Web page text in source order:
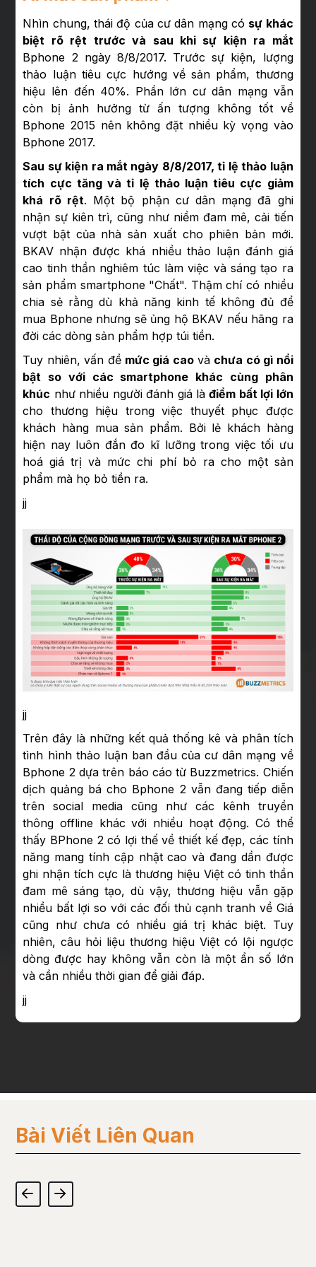
Nhìn chung, thái độ của cư dân mạng có sự khác
biệt rõ rệt trước và sau khi sự kiện ra mắt
Bphone 2 ngày 8/8/2017. Trước sự kiện, lượng
thảo luận tiêu cực hướng về sản phẩm, thương
hiệu lên đến 40%. Phần lớn cư dân mạng vẫn
còn bị ảnh hưởng từ ấn tượng không tốt về
Bphone 2015 nên không đặt nhiều kỳ vọng vào
Bphone 2017.
Sau sự kiện ra mắt ngày 8/8/2017, tỉ lệ thảo luận
tích cực tăng và tỉ lệ thảo luận tiêu cực giảm
khá rõ rệt. Một bộ phận cư dân mạng đã ghi
nhận sự kiên trì, cũng như niềm đam mê, cải tiến
vượt bật của nhà sản xuất cho phiên bản mới.
BKAV nhận được khá nhiều thảo luận đánh giá
cao tinh thần nghiêm túc làm việc và sáng tạo ra
sản phẩm smartphone "Chất". Thậm chí có nhiều
chia sẻ rằng dù khả năng kinh tế không đủ để
mua Bphone nhưng sẽ ủng hộ BKAV nếu hãng ra
đời các dòng sản phẩm hợp túi tiền.
Tuy nhiên, vấn đề mức giá caovà chưa có gì nổi
bật so với các smartphone khác cùng phân
khúc như nhiều người đánh giá làđiểm bất lợi lớn
cho thương hiệu trong việc thuyết phục được
khách hàng mua sản phẩm. Bởi lẻ khách hàng
hiện nay luôn đắn đo kĩ lưỡng trong việc tối ưu
hoá giá trị và mức chi phí bỏ ra cho một sản
phẩm mà họ bỏ tiền ra.
jj
jj
Trên đây là những kết quả thống kê và phân tích
tình hình thảo luận ban đầu của cư dân mạng về
Bphone 2 dựa trên báo cáo từ Buzzmetrics. Chiến
dịch quảng bá cho Bphone 2 vẫn đang tiếp diễn
trên social media cũng như các kênh truyền
thông offline khác với nhiều hoạt động. Có thể
thấy BPhone 2 có lợi thế về thiết kế đẹp, các tính
năng mang tính cập nhật cao và đang dần được
ghi nhận tích cực là thương hiệu Việt có tinh thần
đam mê sáng tạo, dù vậy, thương hiệu vẫn gặp
nhiều bất lợi so với các đối thủ cạnh tranh về Giá
cũng như chưa có nhiều giá trị khác biệt. Tuy
nhiên, câu hỏi liệu thương hiệu Việt có lội ngược
dòng được hay không vẫn còn là một ẩn số lớn
và cần nhiều thời gian để giải đáp.
jj
Bài Viết Liên Quan